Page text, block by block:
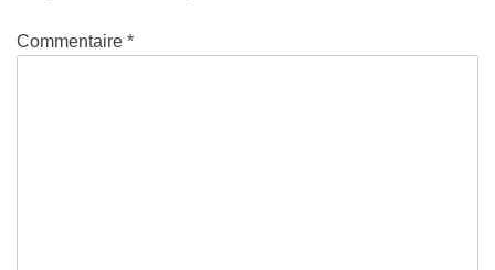
Commentaire *